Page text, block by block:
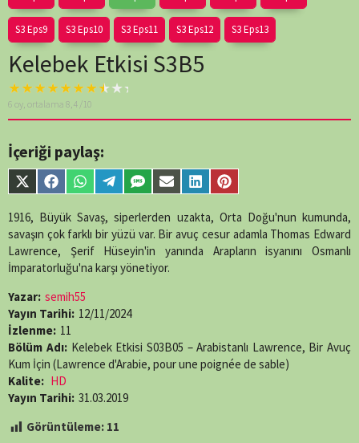
S3 Eps9 S3 Eps10 S3 Eps11 S3 Eps12 S3 Eps13
Kelebek Etkisi S3B5
Warning: A non-
numeric value
/home/belges/public_html/belgeselsemo/wp-
content/themes/muvipro/template-
parts/content-
single-
line 89
6 oy, ortalama 8,4 /10
İçeriği paylaş:
Share
on
X
(Twitter)
Share
on
Facebook
Share
on
WhatsApp
Share
on
Telegram
Share
on
SMS
Share
on
Email
Share
on
LinkedIn
Share
on
Pinterest
1916, Büyük Savaş, siperlerden uzakta, Orta Doğu'nun kumunda,
savaşın çok farklı bir yüzü var. Bir avuç cesur adamla Thomas Edward
Lawrence, Şerif Hüseyin'in yanında Arapların isyanını Osmanlı
İmparatorluğu'na karşı yönetiyor.
Yazar: semih55
Yayın Tarihi: 12/11/2024
İzlenme: 11
Bölüm Adı: Kelebek Etkisi S03B05 – Arabistanlı Lawrence, Bir Avuç
Kum İçin (Lawrence d'Arabie, pour une poignée de sable)
Kalite: HD
Yayın Tarihi: 31.03.2019
Görüntüleme: 11